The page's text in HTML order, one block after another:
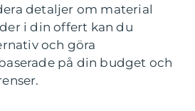
detaljer om material
i din offert kan du
och göra
på din budget och